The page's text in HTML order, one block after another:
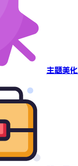
主题美化